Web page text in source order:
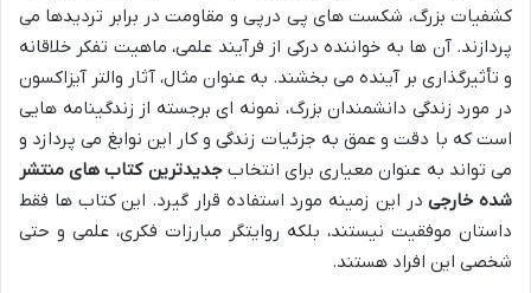
کشفیات بزرگ، شکست های پی درپی و مقاومت در برابر تردیدها می
پردازند. آن ها به خواننده درکی از فرآیند علمی، ماهیت تفکر خلاقانه
و تأثیرگذاری بر آینده می بخشند. به عنوان مثال، آثار والتر آیزاکسون
در مورد زندگی دانشمندان بزرگ، نمونه ای برجسته از زندگینامه هایی
است که با دقت و عمق به جزئیات زندگی و کار این نوابغ می پردازد و
می تواند به عنوان معیاری برای انتخابجدیدترین کتاب های منتشر
شده خارجیدر این زمینه مورد استفاده قرار گیرد. این کتاب ها فقط
داستان موفقیت نیستند، بلکه روایتگر مبارزات فکری، علمی و حتی
شخصی این افراد هستند.